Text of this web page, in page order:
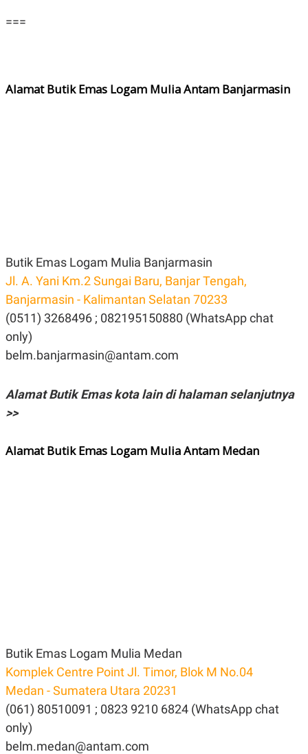
===
Alamat Butik Emas Logam Mulia Antam Banjarmasin
Butik Emas Logam Mulia Banjarmasin
Jl. A. Yani Km.2 Sungai Baru, Banjar Tengah,
Banjarmasin - Kalimantan Selatan 70233
(0511) 3268496 ; 082195150880 (WhatsApp chat
only)
belm.banjarmasin@antam.com
Alamat Butik Emas kota lain di halaman selanjutnya
>>
Alamat Butik Emas Logam Mulia Antam Medan
Butik Emas Logam Mulia Medan
Komplek Centre Point Jl. Timor, Blok M No.04
Medan - Sumatera Utara 20231
(061) 80510091 ; 0823 9210 6824 (WhatsApp chat
only)
belm.medan@antam.com